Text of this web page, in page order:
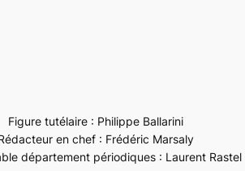
Figure tutélaire : Philippe Ballarini
en chef : Frédéric Marsaly
département périodiques : Laurent Rastel